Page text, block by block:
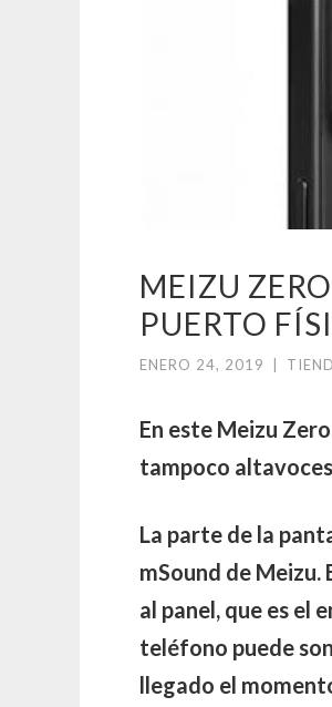
MEIZU
PUERTO
ENERO 24, 2019
En este Meizu
tampoco
La parte de la
mSound de
al panel, que es el
teléfono puede
llegado el